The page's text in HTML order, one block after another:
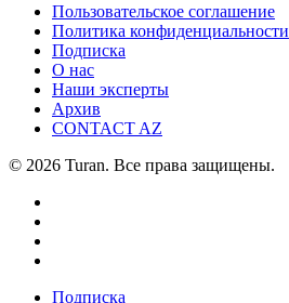
Пользовательское соглашение
Политика конфиденциальности
Подписка
О нас
Наши эксперты
Архив
CONTACT AZ
© 2026 Turan. Все права защищены.
Подписка